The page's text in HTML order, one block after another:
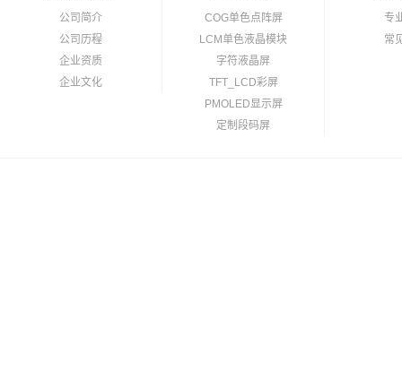
公司简介
公司历程
企业资质
企业文化
COG单色点阵屏
LCM单色液晶模块
字符液晶屏
TFT_LCD彩屏
PMOLED显示屏
定制段码屏
专
常